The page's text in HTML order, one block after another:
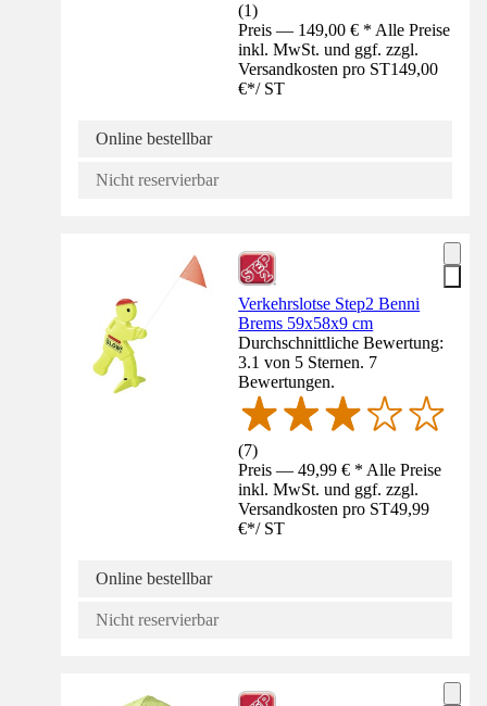
(1)
Preis — 149,00 € * Alle Preise
inkl. MwSt. und ggf. zzgl.
Versandkosten pro ST149,00
€*/ ST
Online bestellbar
Nicht reservierbar
Verkehrslotse Step2 Benni
Brems 59x58x9 cm
Durchschnittliche Bewertung:
3.1 von 5 Sternen. 7
Bewertungen.
(7)
Preis — 49,99 € * Alle Preise
inkl. MwSt. und ggf. zzgl.
Versandkosten pro ST49,99
€*/ ST
Online bestellbar
Nicht reservierbar